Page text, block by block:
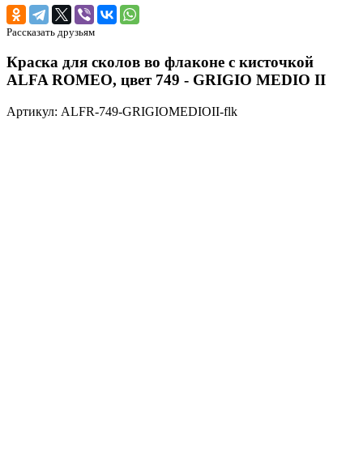
Рассказать друзьям
Краска для сколов во флаконе с кисточкой
ALFA ROMEO, цвет 749 - GRIGIO MEDIO II
Артикул: ALFR-749-GRIGIOMEDIOII-flk